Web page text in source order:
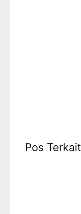
Pos Terkait